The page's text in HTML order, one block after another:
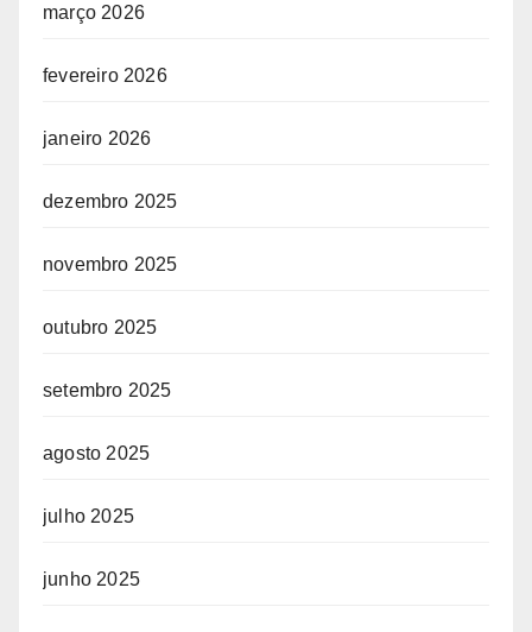
março 2026
fevereiro 2026
janeiro 2026
dezembro 2025
novembro 2025
outubro 2025
setembro 2025
agosto 2025
julho 2025
junho 2025